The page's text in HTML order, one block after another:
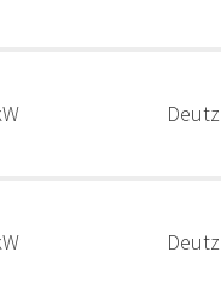
Deutz
Deutz